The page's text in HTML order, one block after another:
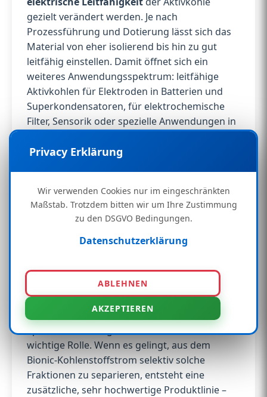
gezielt verändert werden. Je nach
Prozessführung und Dotierung lässt sich das
Material von eher isolierend bis hin zu gut
leitfähig einstellen. Damit öffnet sich ein
weiteres Anwendungsspektrum: leitfähige
Aktivkohlen für Elektroden in Batterien und
Superkondensatoren, für elektrochemische
Filter, Sensorik oder spezielle Anwendungen in
stofflich als auch funktional in unterschiedliche
Technologien integrierbar ist.
Perspektivisch eröffnet die Bionic-Prozesskette
hochreiner Kohlenstoffstrukturen wie
Graphen und Fullerenen. Diese Materialien
spielen in der Hochtechnologie, der Elektronik,
der Energiespeicherung und in
Spezialanwendungen eine zunehmend
wichtige Rolle. Wenn es gelingt, aus dem
Bionic-Kohlenstoffstrom selektiv solche
Fraktionen zu separieren, entsteht eine
zusätzliche, sehr hochwertige Produktlinie –
Privacy Erklärung
Wir verwenden Cookies nur im eingeschränkten
Maßstab. Trotzdem bitten wir um Ihre Zustimmung
zu den DSGVO Bedingungen.
Datenschutzerklärung
ABLEHNEN
AKZEPTIEREN